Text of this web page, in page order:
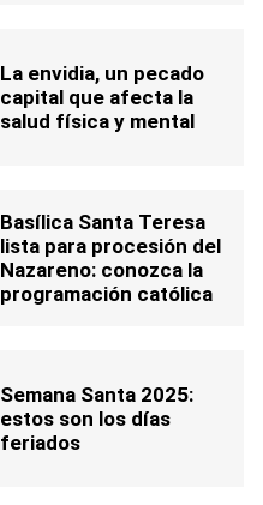
La envidia, un pecado
capital que afecta la
salud física y mental
Basílica Santa Teresa
lista para procesión del
Nazareno: conozca la
programación católica
Semana Santa 2025:
estos son los días
feriados